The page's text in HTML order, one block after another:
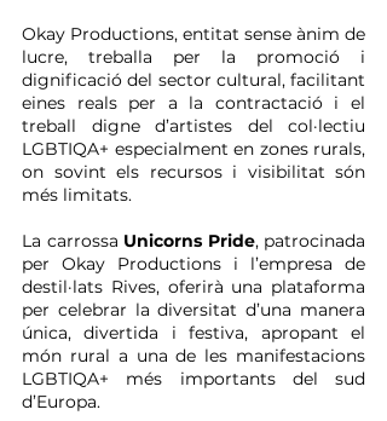
Okay Productions, entitat sense ànim de
lucre, treballa per la promoció i
dignificació del sector cultural, facilitant
eines reals per a la contractació i el
treball digne d’artistes del col·lectiu
LGBTIQA+ especialment en zones rurals,
on sovint els recursos i visibilitat són
més limitats.
La carrossa Unicorns Pride, patrocinada
per Okay Productions i l’empresa de
destil·lats Rives, oferirà una plataforma
per celebrar la diversitat d’una manera
única, divertida i festiva, apropant el
món rural a una de les manifestacions
LGBTIQA+ més importants del sud
d’Europa.